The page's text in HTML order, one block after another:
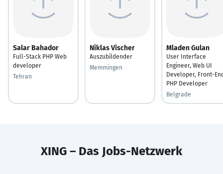
Salar Bahador
Full-Stack PHP Web
developer
Tehran
Niklas Vischer
Auszubildender
Memmingen
Mladen Gulan
User Interface
Engineer, Web UI
Developer, Front-
PHP Developer
Belgrade
XING – Das Jobs-Netzwerk